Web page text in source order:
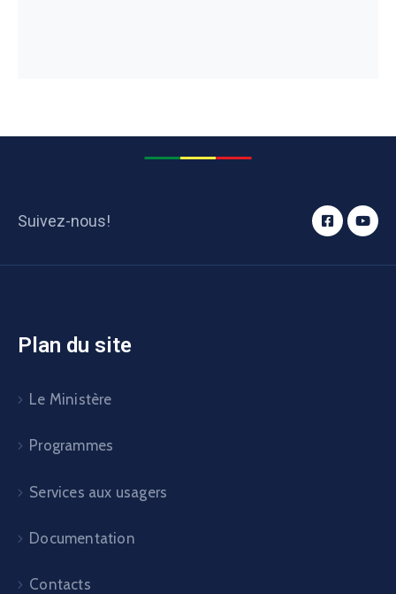
Suivez-nous!
Plan du site
Le Ministère
Programmes
Services aux usagers
Documentation
Contacts